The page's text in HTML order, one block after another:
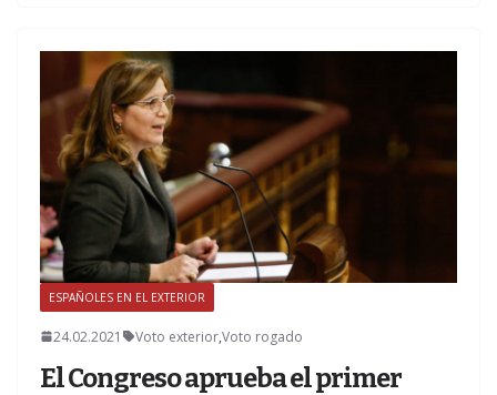
ESPAÑOLES EN EL EXTERIOR
24.02.2021 Voto exterior,Voto rogado
El Congreso aprueba el primer